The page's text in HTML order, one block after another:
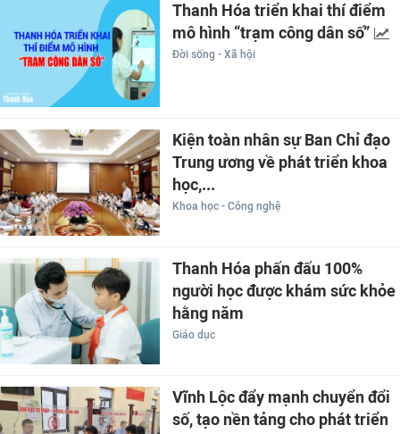
Thanh Hóa triển khai thí điểm
mô hình “trạm công dân số”
Đời sống - Xã hội
Kiện toàn nhân sự Ban Chỉ đạo
Trung ương về phát triển khoa
học,...
Khoa học - Công nghệ
Thanh Hóa phấn đấu 100%
người học được khám sức khỏe
hằng năm
Giáo dục
Vĩnh Lộc đẩy mạnh chuyển đổi
số, tạo nền tảng cho phát triển